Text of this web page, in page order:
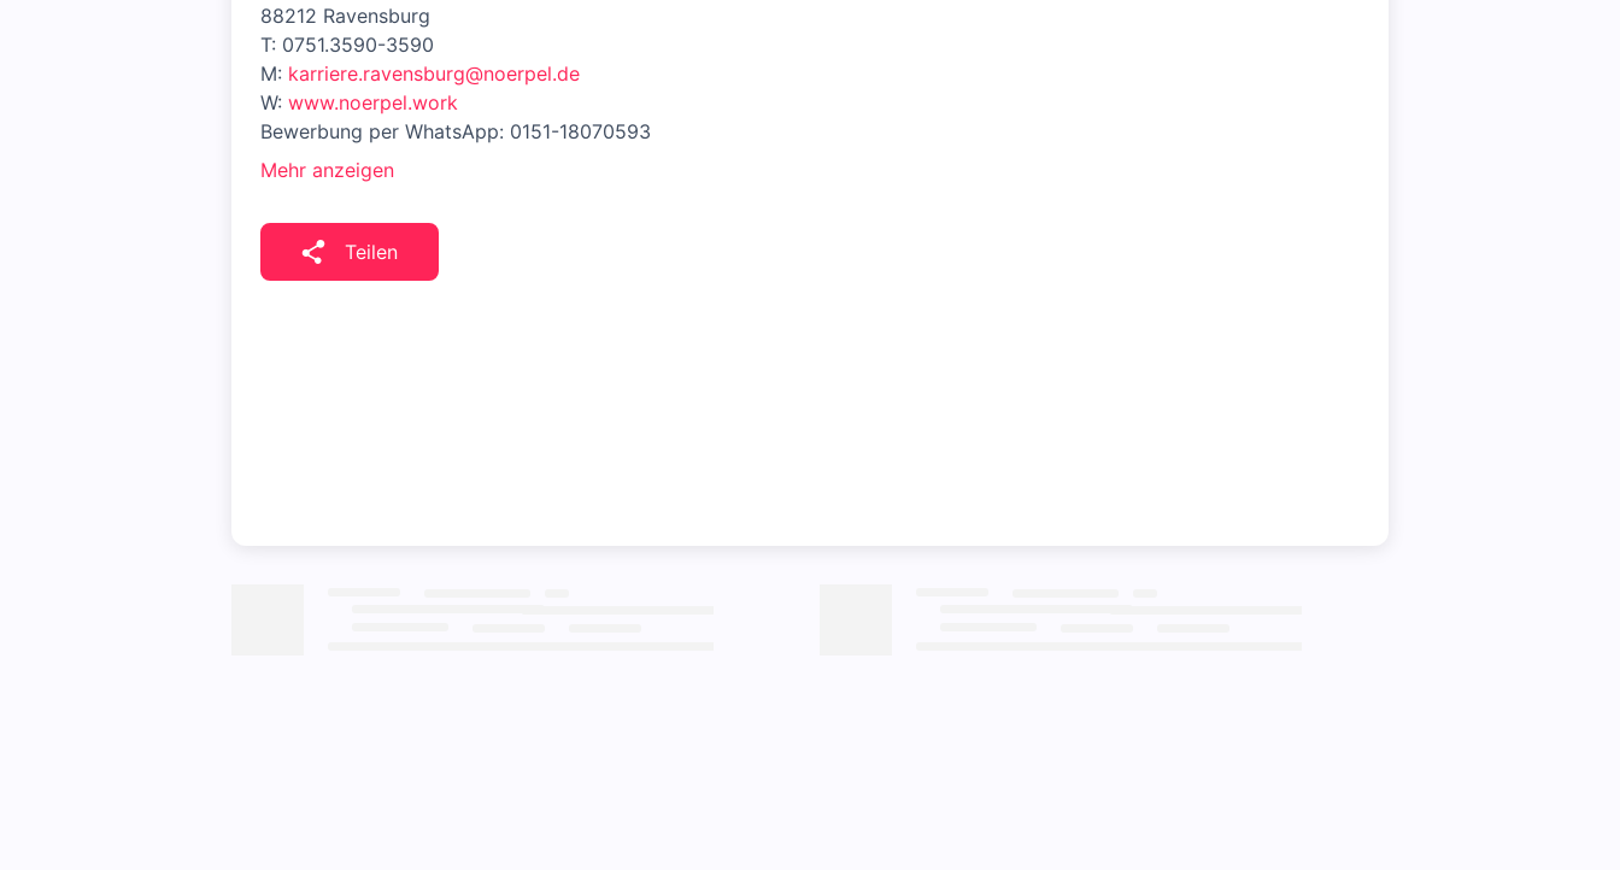
88212 Ravensburg
T: 0751.3590-3590
M: karriere.ravensburg@noerpel.de
W: www.noerpel.work
Bewerbung per WhatsApp: 0151-18070593
Mehr anzeigen
Teilen